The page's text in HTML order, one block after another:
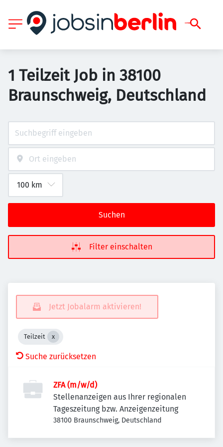
1 Teilzeit Job in 38100
Braunschweig, Deutschland
Suchen
Filter einschalten
Jetzt Jobalarm aktivieren!
Teilzeit
Suche zurücksetzen
ZFA (m/w/d)
Stellenanzeigen aus Ihrer regionalen
Tageszeitung bzw. Anzeigenzeitung
38100 Braunschweig, Deutschland